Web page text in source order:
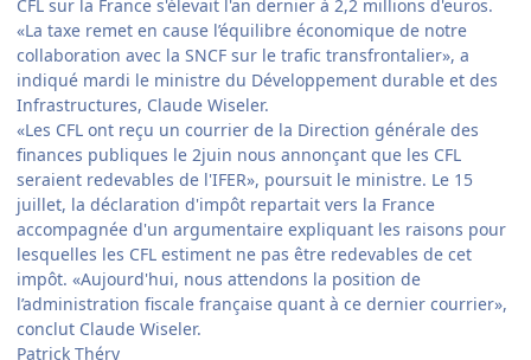
CFL sur la France s'élevait l'an dernier à 2,2 millions d'euros.
«La taxe remet en cause l’équilibre économique de notre
collaboration avec la SNCF sur le trafic transfrontalier», a
indiqué mardi le ministre du Développement durable et des
Infrastructures, Claude Wiseler.
«Les CFL ont reçu un courrier de la Direction générale des
finances publiques le 2juin nous annonçant que les CFL
seraient redevables de l'IFER», poursuit le ministre. Le 15
juillet, la déclaration d'impôt repartait vers la France
accompagnée d'un argumentaire expliquant les raisons pour
lesquelles les CFL estiment ne pas être redevables de cet
impôt. «Aujourd'hui, nous attendons la position de
l’administration fiscale française quant à ce dernier courrier»,
conclut Claude Wiseler.
Patrick Théry